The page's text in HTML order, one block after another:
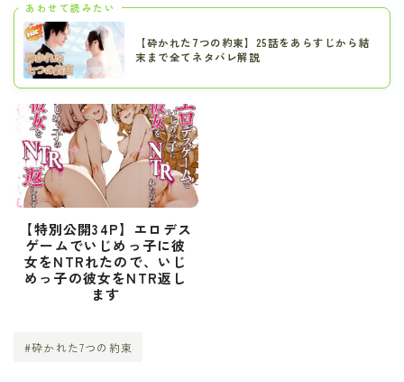
あわせて読みたい
【砕かれた7つの約束】25話をあらすじから結
末まで全てネタバレ解説
【特別公開34P】エロデス
ゲームでいじめっ子に彼
女をNTRれたので、いじ
めっ子の彼女をNTR返し
ます
#砕かれた7つの約束